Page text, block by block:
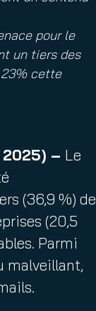
pour le
un tiers des
cette
2025) – Le
(36,9 %) de
(20,5
Parmi
malveillant,